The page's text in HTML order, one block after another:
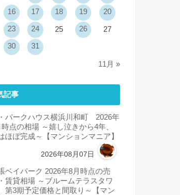
16 17 18 19 20
23 24 25 26 27
30 31
11月 »
記事
パークハウス横浜川和町 2026年
点の相場 ～嬉し泣きから4年、
ほぼ完成～【マンションマニア】
2026年08月07日
ベイパーク 2026年8月時点の売
賃貸相場 ～ブルームテラスタワ
第3期予定価格と間取り～【マン